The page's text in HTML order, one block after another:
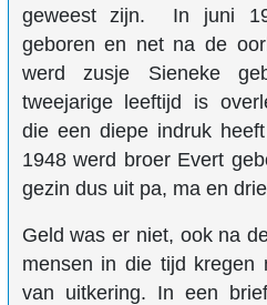
geweest zijn. In juni
geboren en net na de
werd zusje Sieneke
tweejarige leeftijd is
die een diepe indruk
1948 werd broer Evert
gezin dus uit pa, ma en
Geld was er niet, ook na
mensen in die tijd kregen
van uitkering. In een